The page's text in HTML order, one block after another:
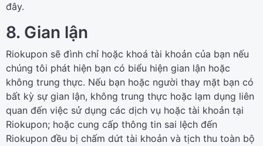
đây.
8. Gian lận
Riokupon sẽ đình chỉ hoặc khoá tài khoản của bạn nếu
chúng tôi phát hiện bạn có biểu hiện gian lận hoặc
không trung thực. Nếu bạn hoặc người thay mặt bạn có
bất kỳ sự gian lận, không trung thực hoặc lạm dụng liên
quan đến việc sử dụng các dịch vụ hoặc tài khoản tại
Riokupon; hoặc cung cấp thông tin sai lệch đến
Riokupon đều bị chấm dứt tài khoản và tịch thu toàn bộ